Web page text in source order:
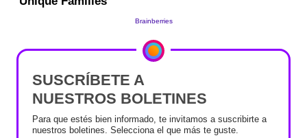
SUSCRÍBETE A
NUESTROS BOLETINES
Para que estés bien informado, te invitamos a suscribirte a
nuestros boletines. Selecciona el que más te guste.